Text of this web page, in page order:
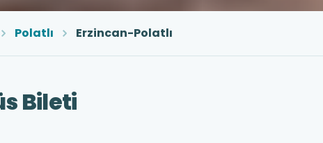
Polatlı Erzincan-Polatlı
Bileti